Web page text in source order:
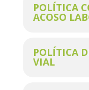
POLÍTICA
ACOSO
POLÍTICA
VIAL